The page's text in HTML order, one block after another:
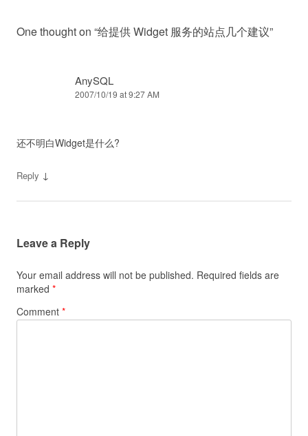
One thought on “给提供 Widget 服务的站点几个建议”
AnySQL
2007/10/19 at 9:27 AM
还不明白Widget是什么?
Reply ↓
Leave a Reply
Your email address will not be published. Required fields are
marked *
Comment *